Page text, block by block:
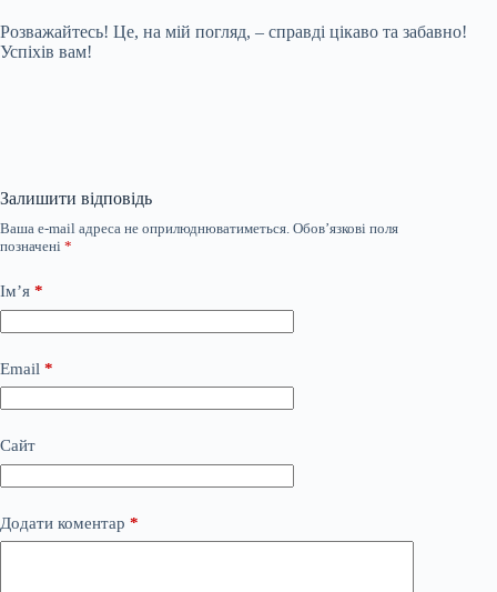
Розважайтесь! Це, на мій погляд, – справді цікаво та забавно!
Успіхів вам!
Залишити відповідь
Ваша e-mail адреса не оприлюднюватиметься. Обов’язкові поля
позначені *
Ім’я *
Email *
Сайт
Додати коментар *